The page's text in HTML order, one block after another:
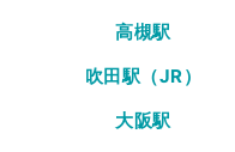
高槻駅
吹田駅（JR）
大阪駅